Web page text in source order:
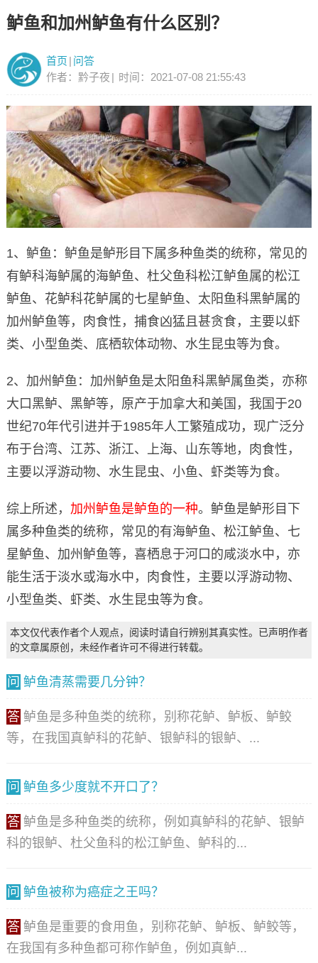
鲈鱼和加州鲈鱼有什么区别？
首页 | 问答
作者：黔子夜 | 时间：2021-07-08 21:55:43
1、鲈鱼：鲈鱼是鲈形目下属多种鱼类的统称，常见的
有鲈科海鲈属的海鲈鱼、杜父鱼科松江鲈鱼属的松江
鲈鱼、花鲈科花鲈属的七星鲈鱼、太阳鱼科黑鲈属的
加州鲈鱼等，肉食性，捕食凶猛且甚贪食，主要以虾
类、小型鱼类、底栖软体动物、水生昆虫等为食。
2、加州鲈鱼：加州鲈鱼是太阳鱼科黑鲈属鱼类，亦称
大口黑鲈、黑鲈等，原产于加拿大和美国，我国于20
世纪70年代引进并于1985年人工繁殖成功，现广泛分
布于台湾、江苏、浙江、上海、山东等地，肉食性，
主要以浮游动物、水生昆虫、小鱼、虾类等为食。
综上所述， 加州鲈鱼是鲈鱼的一种。鲈鱼是鲈形目下
属多种鱼类的统称，常见的有海鲈鱼、松江鲈鱼、七
星鲈鱼、加州鲈鱼等，喜栖息于河口的咸淡水中，亦
能生活于淡水或海水中，肉食性，主要以浮游动物、
小型鱼类、虾类、水生昆虫等为食。
本文仅代表作者个人观点，阅读时请自行辨别其真实性。已声明作者
的文章属原创，未经作者许可不得进行转载。
问 鲈鱼清蒸需要几分钟？
答 鲈鱼是多种鱼类的统称，别称花鲈、鲈板、鲈鲛
等，在我国真鲈科的花鲈、银鲈科的银鲈、...
问 鲈鱼多少度就不开口了？
答 鲈鱼是多种鱼类的统称，例如真鲈科的花鲈、银鲈
科的银鲈、杜父鱼科的松江鲈鱼、鲈科的...
问 鲈鱼被称为癌症之王吗？
答 鲈鱼是重要的食用鱼，别称花鲈、鲈板、鲈鲛等，
在我国有多种鱼都可称作鲈鱼，例如真鲈...